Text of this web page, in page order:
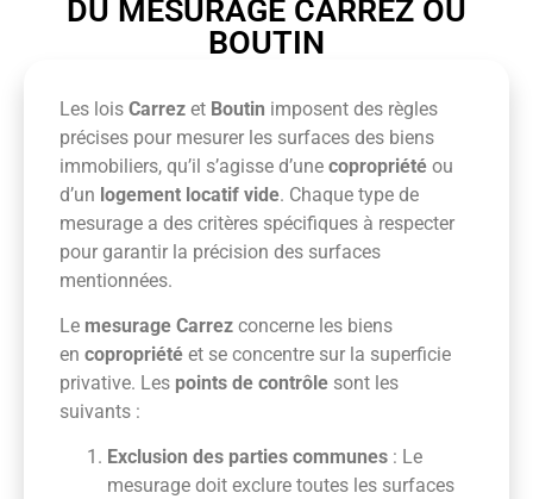
DU MESURAGE CARREZ OU
BOUTIN
Les lois Carrez et Boutin imposent des règles
précises pour mesurer les surfaces des biens
immobiliers, qu’il s’agisse d’une copropriété ou
d’un logement locatif vide. Chaque type de
mesurage a des critères spécifiques à respecter
pour garantir la précision des surfaces
mentionnées.
Le mesurage Carrez concerne les biens
en copropriété et se concentre sur la superficie
privative. Les points de contrôle sont les
suivants :
Exclusion des parties communes : Le
mesurage doit exclure toutes les surfaces